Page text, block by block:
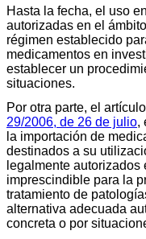
Hasta la fecha, el uso
autorizadas en el
régimen establecido
medicamentos en
establecer un
situaciones.
Por otra parte, el
29/2006, de 26 de julio,
la importación de
destinados a su
legalmente
imprescindible para la
tratamiento de
alternativa adecuada
concreta o por